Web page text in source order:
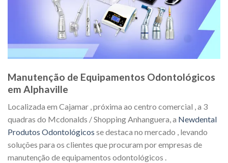
Manutenção de Equipamentos Odontológicos
em Alphaville
Localizada em Cajamar , próxima ao centro comercial , a 3
quadras do Mcdonalds / Shopping Anhanguera, a Newdental
Produtos Odontológicos se destaca no mercado , levando
soluções para os clientes que procuram por empresas de
manutenção de equipamentos odontológicos .